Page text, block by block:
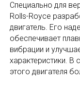
Специально для
Rolls-Royce
двигатель. Его
обеспечивает
вибрации и
характеристики. В
этого двигателя